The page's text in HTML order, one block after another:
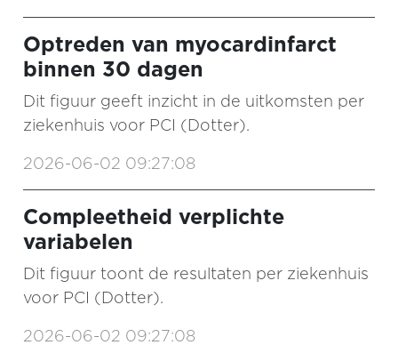
Optreden van myocardinfarct
binnen 30 dagen
Dit figuur geeft inzicht in de uitkomsten per
ziekenhuis voor PCI (Dotter).
2026-06-02 09:27:08
Compleetheid verplichte
variabelen
Dit figuur toont de resultaten per ziekenhuis
voor PCI (Dotter).
2026-06-02 09:27:08